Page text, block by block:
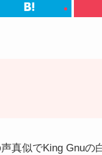
真似でKing Gnu